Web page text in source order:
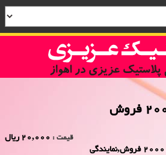
قیمت : 20,000 ریال
فروش ویژه جا تخم مرغی کیهان 2000 فروش,نمایندگی